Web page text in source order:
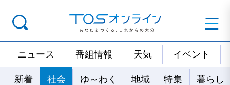
ニュース 番組情報 天気 イベント
新着 社会 ゆ～わく 地域 特集 暮らし